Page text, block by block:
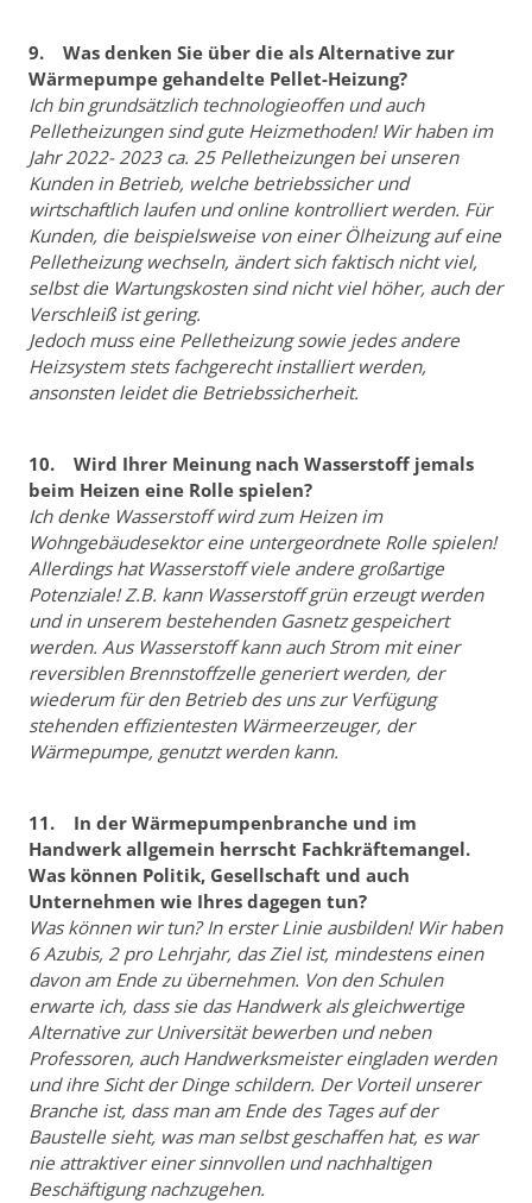
9. Was denken Sie über die als Alternative zur
Wärmepumpe gehandelte Pellet-Heizung?
Ich bin grundsätzlich technologieoffen und auch
Pelletheizungen sind gute Heizmethoden! Wir haben im
Jahr 2022- 2023 ca. 25 Pelletheizungen bei unseren
Kunden in Betrieb, welche betriebssicher und
wirtschaftlich laufen und online kontrolliert werden. Für
Kunden, die beispielsweise von einer Ölheizung auf eine
Pelletheizung wechseln, ändert sich faktisch nicht viel,
selbst die Wartungskosten sind nicht viel höher, auch der
Verschleiß ist gering.
Jedoch muss eine Pelletheizung sowie jedes andere
Heizsystem stets fachgerecht installiert werden,
ansonsten leidet die Betriebssicherheit.
10. Wird Ihrer Meinung nach Wasserstoff jemals
beim Heizen eine Rolle spielen?
Ich denke Wasserstoff wird zum Heizen im
Wohngebäudesektor eine untergeordnete Rolle spielen!
Allerdings hat Wasserstoff viele andere großartige
Potenziale! Z.B. kann Wasserstoff grün erzeugt werden
und in unserem bestehenden Gasnetz gespeichert
werden. Aus Wasserstoff kann auch Strom mit einer
reversiblen Brennstoffzelle generiert werden, der
wiederum für den Betrieb des uns zur Verfügung
stehenden effizientesten Wärmeerzeuger, der
Wärmepumpe, genutzt werden kann.
11. In der Wärmepumpenbranche und im
Handwerk allgemein herrscht Fachkräftemangel.
Was können Politik, Gesellschaft und auch
Unternehmen wie Ihres dagegen tun?
Was können wir tun? In erster Linie ausbilden! Wir haben
6 Azubis, 2 pro Lehrjahr, das Ziel ist, mindestens einen
davon am Ende zu übernehmen. Von den Schulen
erwarte ich, dass sie das Handwerk als gleichwertige
Alternative zur Universität bewerben und neben
Professoren, auch Handwerksmeister eingladen werden
und ihre Sicht der Dinge schildern. Der Vorteil unserer
Branche ist, dass man am Ende des Tages auf der
Baustelle sieht, was man selbst geschaffen hat, es war
nie attraktiver einer sinnvollen und nachhaltigen
Beschäftigung nachzugehen.